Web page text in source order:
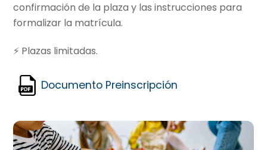
confirmación de la plaza y las instrucciones para
formalizar la matrícula.
⚡ Plazas limitadas.
Documento Preinscripción